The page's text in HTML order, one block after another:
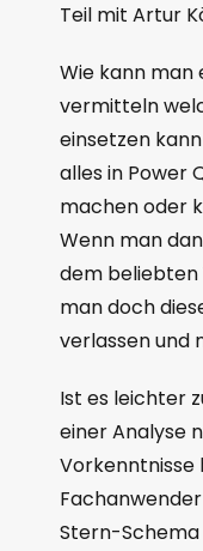
Teil mit Artur
Wie kann man
vermitteln
einsetzen
alles in Power
machen oder
Wenn man
dem beliebten
man doch
verlassen und
Ist es leichter
einer Analyse
Vorkenntnisse
Stern-